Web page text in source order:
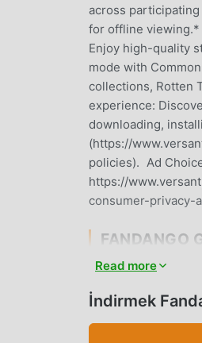
across
for offline viewing.*
Enjoy high-quality
mode with
collections, Rotten
experience:
downloading,
(https://
policies). Ad
https://
consumer-privacy-
FANDANGO
Fandango Son
size sadece
aynı zamanda
Read more
İndirmek